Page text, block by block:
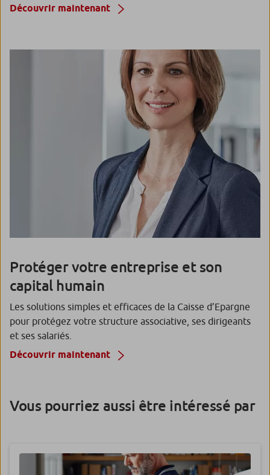
Découvrir maintenant
Protéger votre entreprise et son
capital humain
Les solutions simples et efficaces de la Caisse d’Epargne
pour protégez votre structure associative, ses dirigeants
et ses salariés.
Découvrir maintenant
Vous pourriez aussi être intéressé par